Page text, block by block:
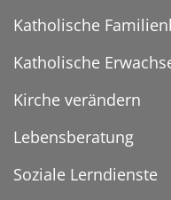
Katholische
Katholische
Kirche verändern
Lebensberatung
Soziale Lerndienste